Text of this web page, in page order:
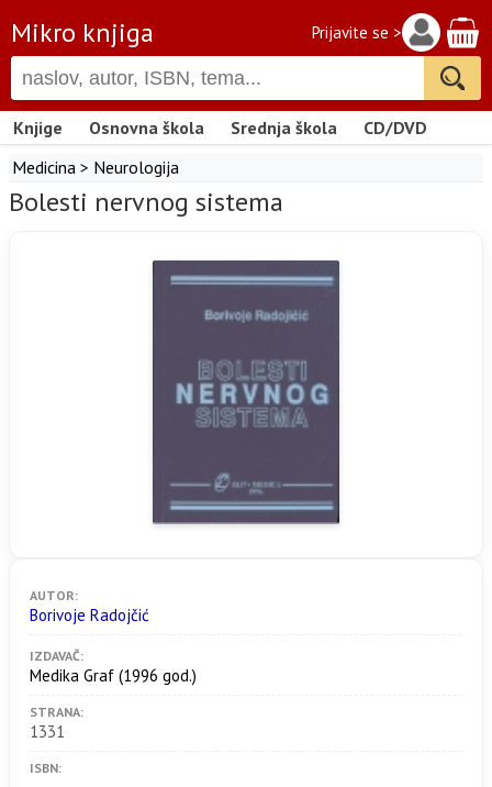
Mikro knjiga Prijavite se >
Knjige Osnovna škola Srednja škola
CD/DVD
Medicina > Neurologija
Bolesti nervnog sistema
AUTOR:
Borivoje Radojčić
IZDAVAČ:
Medika Graf (1996 god.)
STRANA:
1331
ISBN: